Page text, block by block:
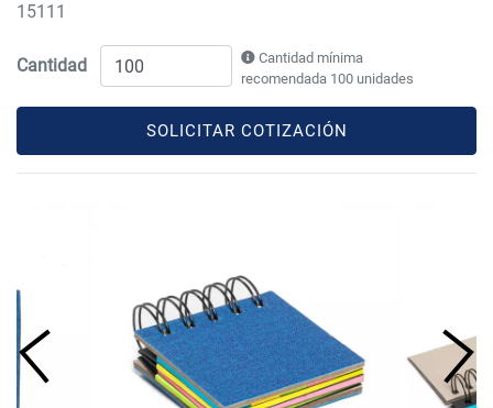
15111
Cantidad
Cantidad mínima
recomendada 100 unidades
SOLICITAR COTIZACIÓN